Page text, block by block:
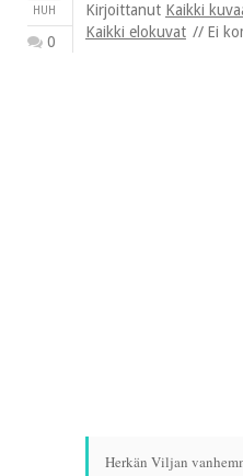
HUH
0
Kirjoittanut Kaikki
Kaikki elokuvat
Ei
Herkän Viljan